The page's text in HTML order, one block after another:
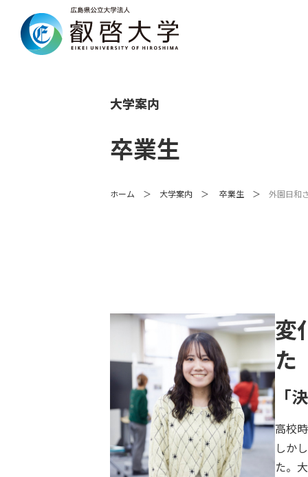
大学案内
卒業生
ホーム 大学案内 卒業生 外園日和
変
た
「
高校
しか
た。